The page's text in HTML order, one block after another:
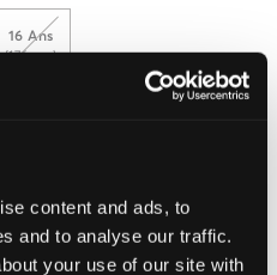
content and ads, to
and to analyse our traffic.
your use of our site with
16 Ans
(176 cm)
Grande